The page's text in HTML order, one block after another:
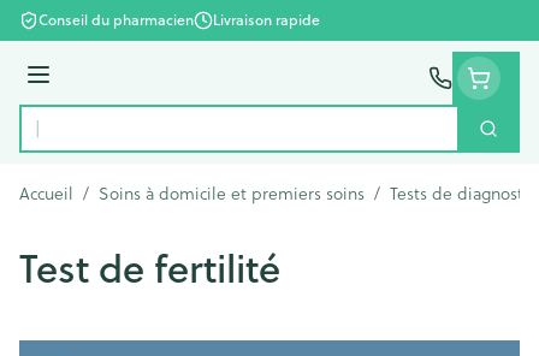
Aller au contenu
Conseil du pharmacien Livraison rapide
Menu
Rechercher
Accueil / Soins à domicile et premiers soins / Tests de diagnostic
Test de fertilité